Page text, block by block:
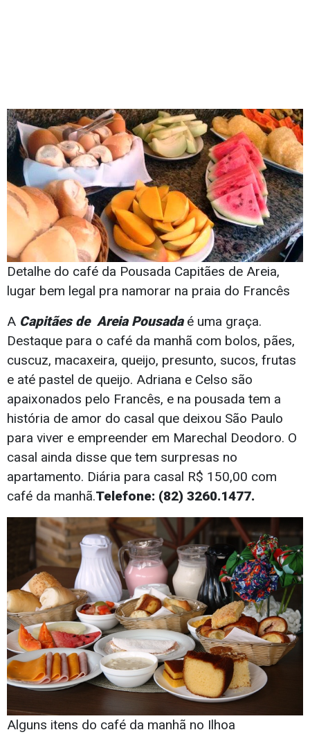
Detalhe do café da Pousada Capitães de Areia,
lugar bem legal pra namorar na praia do Francês
A Capitães de Areia Pousadaé uma graça.
Destaque para o café da manhã com bolos, pães,
cuscuz, macaxeira, queijo, presunto, sucos, frutas
e até pastel de queijo. Adriana e Celso são
apaixonados pelo Francês, e na pousada tem a
história de amor do casal que deixou São Paulo
para viver e empreender em Marechal Deodoro. O
casal ainda disse que tem surpresas no
apartamento. Diária para casal R$ 150,00 com
café da manhã.Telefone: (82) 3260.1477.
Alguns itens do café da manhã no Ilhoa